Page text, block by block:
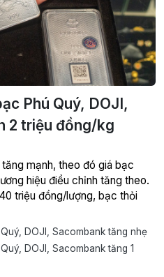
Phú Quý, DOJI,
2 triệu đồng/kg
mạnh, theo đó giá bạc
hiệu điều chỉnh tăng theo.
triệu đồng/lượng, bạc thỏi
DOJI, Sacombank tăng nhẹ
DOJI, Sacombank tăng 1